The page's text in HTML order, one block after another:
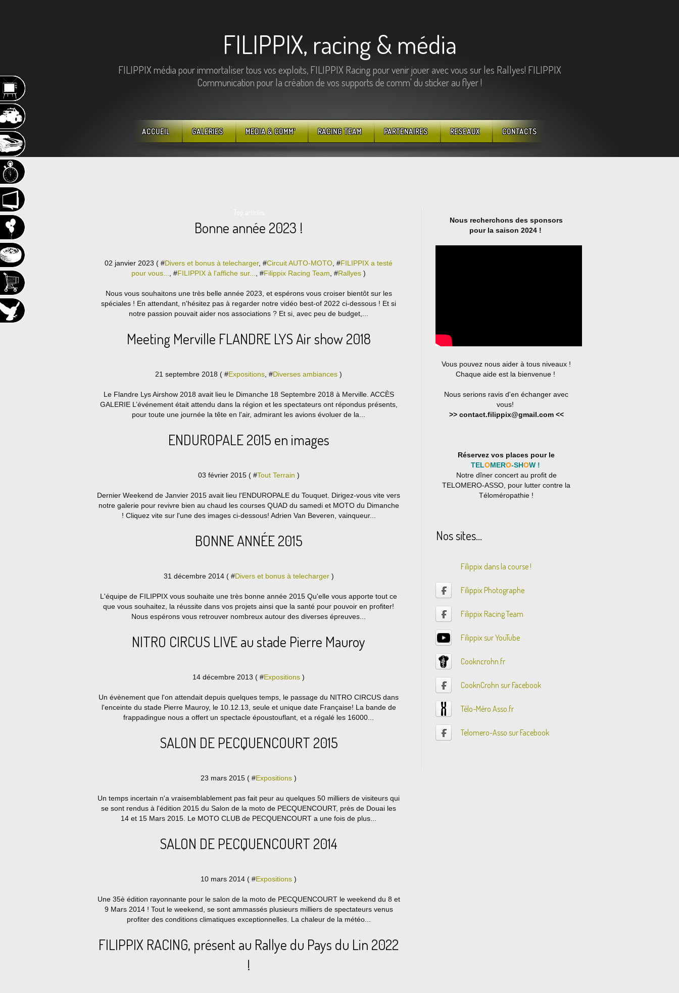
FILIPPIX, racing & média
FILIPPIX média pour immortaliser tous vos exploits, FILIPPIX Racing pour venir jouer avec vous sur les Rallyes! FILIPPIX
Communication pour la création de vos supports de comm' du sticker au flyer !
ACCUEIL GALERIES MEDIA & COMM' RACING TEAM PARTENAIRES RESEAUX CONTACTS
Bonne année 2023 !
02 janvier 2023 ( #Divers et bonus à telecharger, #Circuit AUTO-MOTO , #FILIPPIX a testé
pour vous...
, #FILIPPIX à l'affiche sur... , #Filippix Racing Team , #Rallyes )
Nous vous souhaitons une très belle année 2023, et espérons vous croiser bientôt sur les
spéciales ! En attendant, n'hésitez pas à regarder notre vidéo best-of 2022 ci-dessous ! Et si
notre passion pouvait aider nos associations ? Et si, avec peu de budget,...
Meeting Merville FLANDRE LYS Air show 2018
21 septembre 2018 ( #Expositions , #Diverses ambiances )
Le Flandre Lys Airshow 2018 avait lieu le Dimanche 18 Septembre 2018 à Merville. ACCÈS
GALERIE L’événement était attendu dans la région et les spectateurs ont répondus présents,
pour toute une journée la tête en l'air, admirant les avions évoluer de la...
ENDUROPALE 2015 en images
03 février 2015 ( #Tout Terrain )
Dernier Weekend de Janvier 2015 avait lieu l'ENDUROPALE du Touquet. Dirigez-vous vite vers
notre galerie pour revivre bien au chaud les courses QUAD du samedi et MOTO du Dimanche
! Cliquez vite sur l'une des images ci-dessous! Adrien Van Beveren, vainqueur...
BONNE ANNÉE 2015
31 décembre 2014 ( #Divers et bonus à telecharger)
L'équipe de FILIPPIX vous souhaite une très bonne année 2015 Qu'elle vous apporte tout ce
que vous souhaitez, la réussite dans vos projets ainsi que la santé pour pouvoir en profiter!
Nous espérons vous retrouver nombreux autour des diverses épreuves...
NITRO CIRCUS LIVE au stade Pierre Mauroy
14 décembre 2013 ( #Expositions )
Un évènement que l'on attendait depuis quelques temps, le passage du NITRO CIRCUS dans
l'enceinte du stade Pierre Mauroy, le 10.12.13, seule et unique date Française! La bande de
frappadingue nous a offert un spectacle époustouflant, et a régalé les 16000...
SALON DE PECQUENCOURT 2015
23 mars 2015 ( #Expositions )
Un temps incertain n'a vraisemblablement pas fait peur au quelques 50 milliers de visiteurs qui
se sont rendus à l'édition 2015 du Salon de la moto de PECQUENCOURT, près de Douai les
14 et 15 Mars 2015. Le MOTO CLUB de PECQUENCOURT a une fois de plus...
SALON DE PECQUENCOURT 2014
10 mars 2014 ( #Expositions )
Une 35è édition rayonnante pour le salon de la moto de PECQUENCOURT le weekend du 8 et
9 Mars 2014 ! Tout le weekend, se sont ammassés plusieurs milliers de spectateurs venus
profiter des conditions climatiques exceptionnelles. La chaleur de la météo...
FILIPPIX RACING, présent au Rallye du Pays du Lin 2022
!
Nous recherchons des sponsors
pour la saison 2024 !
Vous pouvez nous aider à tous niveaux !
Chaque aide est la bienvenue !
Nous serions ravis d'en échanger avec
vous!
>> contact.filippix@gmail.com <<
Réservez vos places pour le
TELOMERO-SHOW !
Notre dîner concert au profit de
TELOMERO-ASSO, pour lutter contre la
Téloméropathie !
Nos sites...
Filippix dans la course !
Filippix Photographe
Filippix Racing Team
Filippix sur YouTube
Cookncrohn.fr
CooknCrohn sur Facebook
Télo-Méro Asso.fr
Telomero-Asso sur Facebook